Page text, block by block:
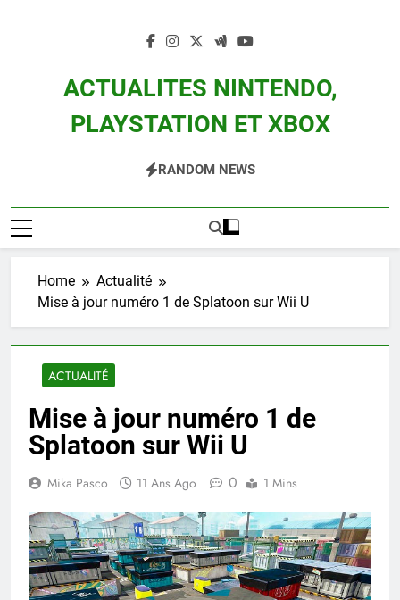
ACTUALITES NINTENDO,
PLAYSTATION ET XBOX
Zelda, Splatoon, Pokemon Entre Autres
RANDOM NEWS
Home
Actualité
Mise à jour numéro 1 de Splatoon sur Wii U
ACTUALITÉ
Mise à jour numéro 1 de
Splatoon sur Wii U
Mika Pasco 11 Ans Ago 0 1 Mins